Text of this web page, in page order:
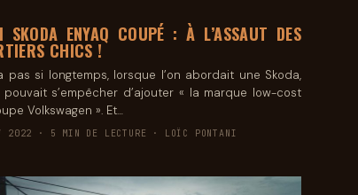
SKODA ENYAQ COUPÉ : À L’ASSAUT DES
CHICS !
pas si longtemps, lorsque l’on abordait une Skoda,
s’empêcher d’ajouter « la marque low-cost
Volkswagen ». Et…
2022 · 5 MIN DE LECTURE · LOÏC PONTANI